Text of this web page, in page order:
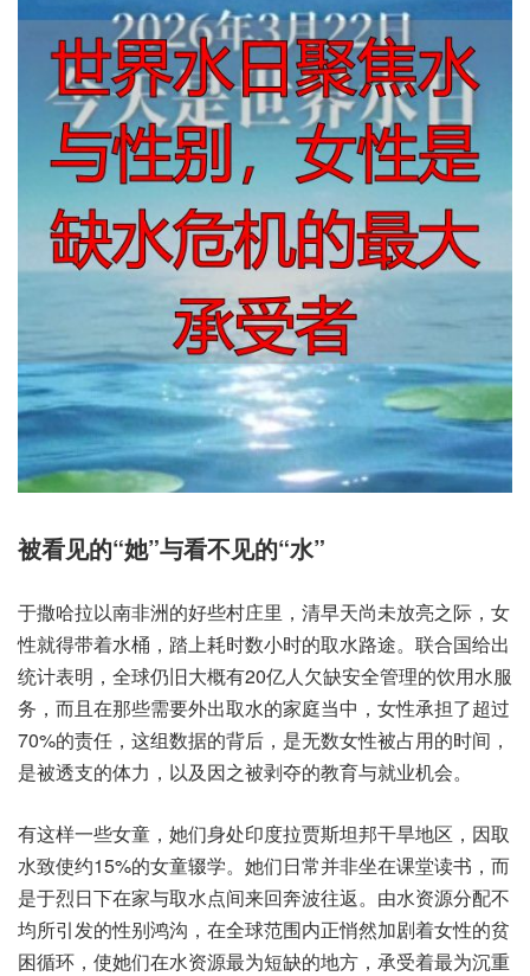
被看见的“她”与看不见的“水”
于撒哈拉以南非洲的好些村庄里，清早天尚未放亮之际，女
性就得带着水桶，踏上耗时数小时的取水路途。联合国给出
统计表明，全球仍旧大概有20亿人欠缺安全管理的饮用水服
务，而且在那些需要外出取水的家庭当中，女性承担了超过
70%的责任，这组数据的背后，是无数女性被占用的时间，
是被透支的体力，以及因之被剥夺的教育与就业机会。
有这样一些女童，她们身处印度拉贾斯坦邦干旱地区，因取
水致使约15%的女童辍学。她们日常并非坐在课堂读书，而
是于烈日下在家与取水点间来回奔波往返。由水资源分配不
均所引发的性别鸿沟，在全球范围内正悄然加剧着女性的贫
困循环，使她们在水资源最为短缺的地方，承受着最为沉重